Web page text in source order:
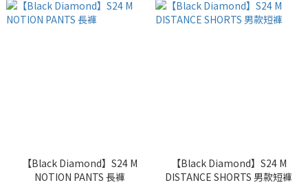
【Black Diamond】S24 M
NOTION PANTS 長褲
【Black Diamond】S24 M
DISTANCE SHORTS 男款短褲